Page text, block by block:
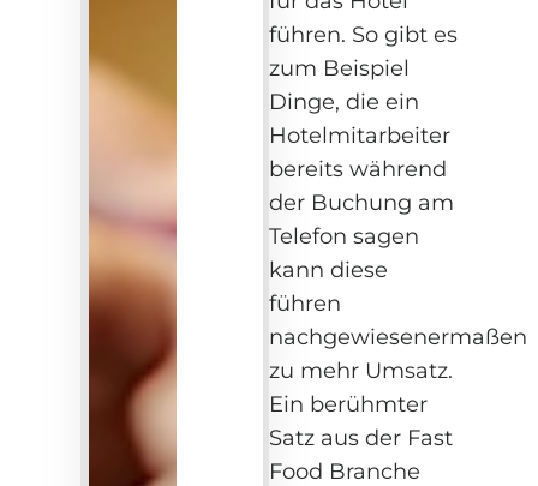
führen. So gibt es
zum Beispiel
Dinge, die ein
Hotelmitarbeiter
bereits während
der Buchung am
Telefon sagen
kann diese
führen
nachgewiesenermaßen
zu mehr Umsatz.
Ein berühmter
Satz aus der Fast
Food Branche